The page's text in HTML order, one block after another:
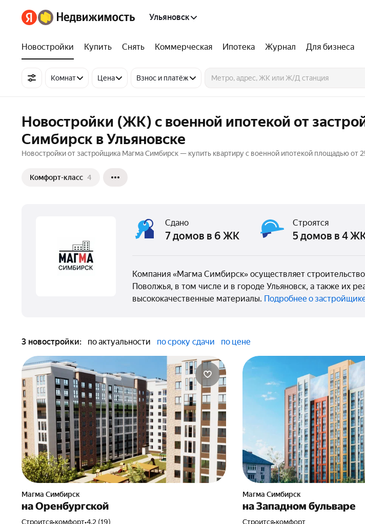
Ульяновск
Новостройки Купить Снять Коммерческая Ипотека Журнал Для бизнеса
Комнат Цена Взнос и платёж
Новостройки (ЖК) с военной ипотекой от
Симбирск в Ульяновске
Новостройки от застройщика Магма Симбирск — купить квартиру с военной ипотекой площадью от
Комфорт-класс 4
Сдано
7 домов в 6 ЖК
Строятся
5 домов в 4
Компания «Магма Симбирск» осуществляет
Поволжья, в том числе и в городе Ульяновск, а также их
высококачественные материалы. Подробнее о
3 новостройки: по актуальности по сроку сдачи по цене
Магма Симбирск
на Оренбургской
Строится•комфорт•4.2 (19)
Магма Симбирск
на Западном бульваре
Строится•комфорт